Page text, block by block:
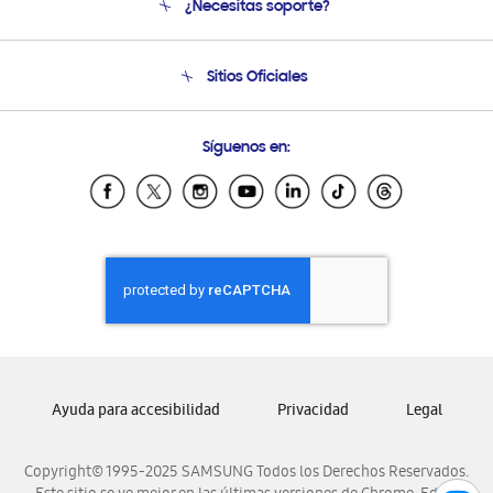
Soporte
¿Necesitas soporte?
Soporte vía eMail
Sitios Oficiales
Samsung Ecuador
Samsung El Salvador
Samsung Honduras
Samsung Nicaragua
Samsung Panamá
Samsung Venezuela
Síguenos en:
Copyright© 1995-2025 SAMSUNG Todos los Derechos Reservados.
Ayuda para accesibilidad Privacidad Legal